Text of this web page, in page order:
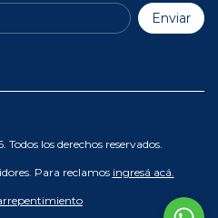
los derechos reservados.
Para reclamos ingresá acá.